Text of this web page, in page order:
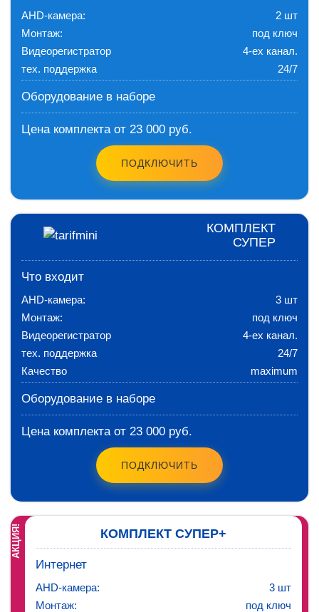
AHD-камера:
2 шт
Монтаж:
под ключ
Видеорегистратор
4-ех канал.
тех. поддержка
24/7
Оборудование в наборе
Цена комплекта от 23 000 руб.
ПОДКЛЮЧИТЬ
КОМПЛЕКТ
СУПЕР
Что входит
AHD-камера:
3 шт
Монтаж:
под ключ
Видеорегистратор
4-ех канал.
тех. поддержка
24/7
Качество
maximum
Оборудование в наборе
Цена комплекта от 23 000 руб.
ПОДКЛЮЧИТЬ
АКЦИЯ! КОМПЛЕКТ СУПЕР+
Интернет
AHD-камера:
3 шт
Монтаж:
под ключ